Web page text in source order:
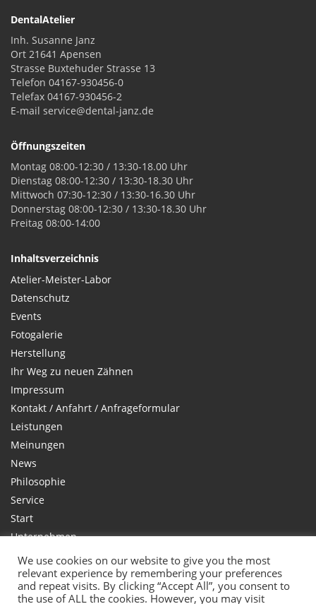
DentalAtelier
Inh. Susanne Janz
Ort 21641 Apensen
Strasse Buxtehuder Strasse 13
Telefon 04167-930456-0
Telefax 04167-930456-2
E-mail service@dental-janz.de
Öffnungszeiten
Montag 08:00-12:30 / 13:30-18.00 Uhr
Dienstag 08:00-12:30 / 13:30-18.30 Uhr
Mittwoch 07:30-12:30 / 13:30-16.30 Uhr
Donnerstag 08:00-12:30 / 13:30-18.30 Uhr
Freitag 08:00-14:00
Inhaltsverzeichnis
Atelier-Meister-Labor
Datenschutz
Events
Fotogalerie
Herstellung
Ihr Weg zu neuen Zähnen
Impressum
Kontakt / Anfahrt / Anfrageformular
Leistungen
Meinungen
News
Philosophie
Service
Start
Unternehmen
Vollkeramik
Vorher Nachher Galerie
We use cookies on our website to give you the most
relevant experience by remembering your preferences
and repeat visits. By clicking “Accept All”, you consent to
the use of ALL the cookies. However, you may visit